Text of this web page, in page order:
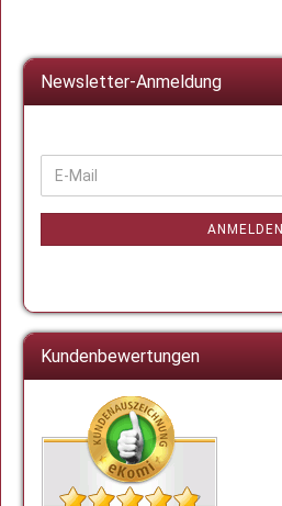
Newsletter-Anmeldung
WEITER
ZUR
NEWSLETTER-
E-
Mail
ANMELDEN
Kundenbewertungen